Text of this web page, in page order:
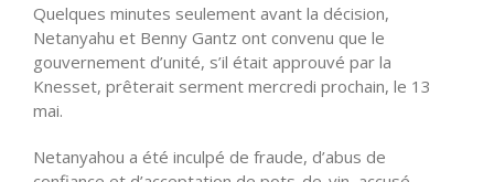
Quelques minutes seulement avant la décision,
Netanyahu et Benny Gantz ont convenu que le
gouvernement d’unité, s’il était approuvé par la
Knesset, prêterait serment mercredi prochain, le 13
mai.
Netanyahou a été inculpé de fraude, d’abus de